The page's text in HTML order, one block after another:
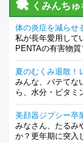
くみんち
体の炎症を減らせ
私が長年愛用して
PENTAの有害物
夏のむくみ退散！
みんな、バテてな
ら、水分・ビタミ
美顔器ジプシー卒
みなさん、たるみ
か？更年期に突入